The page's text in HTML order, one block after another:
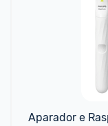
Aparador e